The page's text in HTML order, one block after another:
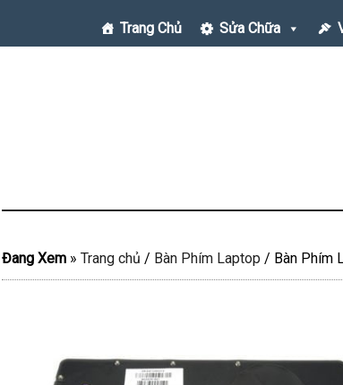
Trang Chủ Sửa Chữa
Đang Xem » Trang chủ / Bàn Phím Laptop / Bàn Phím